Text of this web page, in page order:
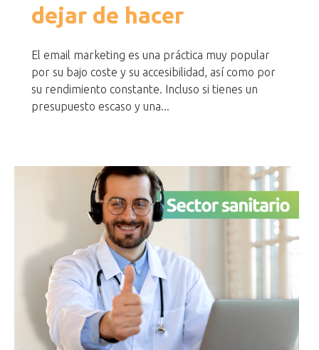
dejar de hacer
El email marketing es una práctica muy popular
por su bajo coste y su accesibilidad, así como por
su rendimiento constante. Incluso si tienes un
presupuesto escaso y una...